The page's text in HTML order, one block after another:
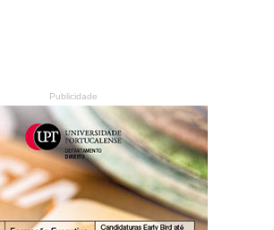
Publicidade